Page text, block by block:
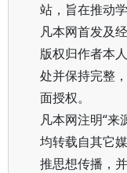
站，旨在推动
凡本网首发及
版权归作者本
处并保持完整
面授权。
凡本网注明“来
均转载自其它
推思想传播，